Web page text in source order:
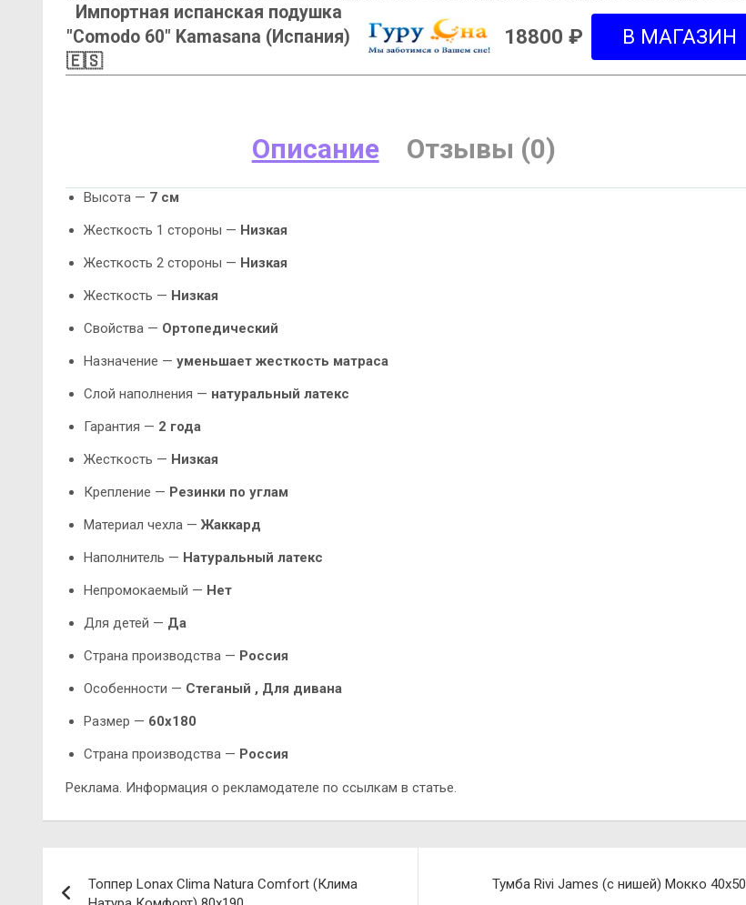
Импортная испанская подушка
"Comodo 60" Kamasana (Испания)
🇪🇸
18800 ₽
Описание Отзывы (0)
Высота — 7 см
Жесткость 1 стороны — Низкая
Жесткость 2 стороны — Низкая
Жесткость — Низкая
Свойства — Ортопедический
Назначение — уменьшает жесткость матраса
Слой наполнения — натуральный латекс
Гарантия — 2 года
Жесткость — Низкая
Крепление — Резинки по углам
Материал чехла — Жаккард
Наполнитель — Натуральный латекс
Непромокаемый — Нет
Для детей — Да
Страна производства — Россия
Особенности — Стеганый , Для дивана
Размер — 60х180
Страна производства — Россия
Реклама. Информация о рекламодателе по ссылкам в статье.
Топпер Lonax Clima Natura Comfort (Клима
Тумба Rivi James (с нишей) Мокко 40х50